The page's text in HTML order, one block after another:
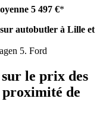
5 497 €*
autobutler à Lille et
5. Ford
le prix des
de